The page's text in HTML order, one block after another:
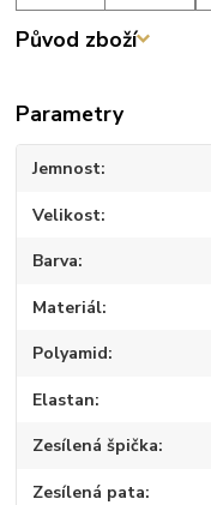
Původ zboží
Parametry
Jemnost
Velikost
Barva
Materiál
Polyamid
Elastan
Zesílená špička
Zesílená pata